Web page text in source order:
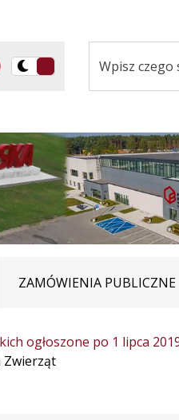
Panel
Przelącz
ZAMÓWIENIA PUBLICZNE
ogłoszone po 1 lipca
Zwierząt